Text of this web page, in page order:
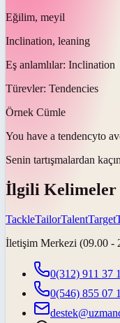
Eğilim, meyil
Inclination, leaning
Eş anlamlılar: Inclination
Türevler: Tendencies
Örnek Cümle
You have a tendencyto
Senin tartışmalardan
İlgili Kelimeler
TackleTailorTalentTarget
İletişim Merkezi (09.00 -
0(312) 911 37
0(546) 855 07